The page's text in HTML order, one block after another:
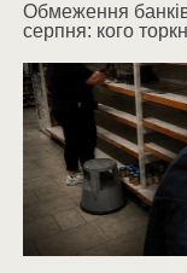
Обмеження
серпня: кого